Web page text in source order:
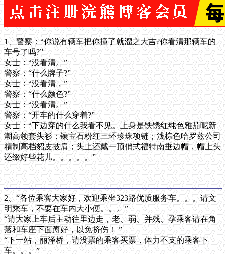
1、警察：“你说有辆车把你撞了就溜之大吉?你看清那辆车的
车号了吗?”
女士：“没看清。”
警察：“什么牌子?”
女士：“没看清，”
警察：“什么颜色?”
女士：“没看清。”
警察：“开车的什么穿着?”
女士：“下边穿的什么我看不见。上身是铁锈红纯色雅茄呢新
潮高领套头衫；镶宝石粉红三环珍珠项链；浅棕色哈罗兹公司
精制高档貂皮披肩；头上还戴一顶俏式福特南垂边帽，帽上头
还缀好些花儿。。。。。”
2、“各位乘客大家好，欢迎乘坐323路优质服务车。。。请文
明乘车，不要在车内大小便。。。”
“请大家上车后主动往里边走，老、弱、并残、孕乘客请在角
落和车座下面蹲好，以免挤伤！ ”
“下一站，丽泽桥，请没票的乘客买票，体力不支的乘客下
车。。。”